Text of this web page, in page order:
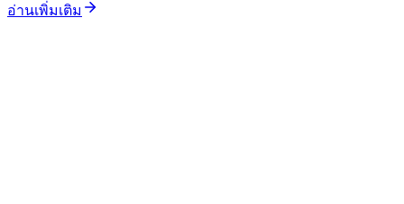
อ่านเพิ่มเติม